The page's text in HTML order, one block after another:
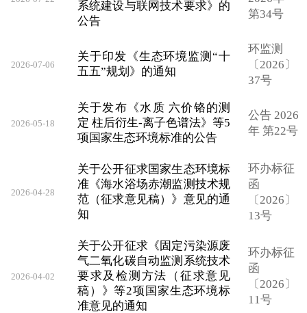
系统建设与联网技术要求》的
公告
第34号
2026-07-06
关于印发《生态环境监测“十
五五”规划》的通知
环监测
〔2026〕
37号
2026-05-18
关于发布《水质 六价铬的测
定 柱后衍生-离子色谱法》等5
项国家生态环境标准的公告
公告 2026
年 第22号
2026-04-28
关于公开征求国家生态环境标
准《海水浴场赤潮监测技术规
范（征求意见稿）》意见的通
知
环办标征
函
〔2026〕
13号
2026-04-02
关于公开征求《固定污染源废
气二氧化碳自动监测系统技术
要求及检测方法（征求意见
稿）》等2项国家生态环境标
准意见的通知
环办标征
函
〔2026〕
11号